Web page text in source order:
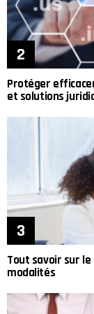
Protéger
et solutions
Tout savoir sur
modalités